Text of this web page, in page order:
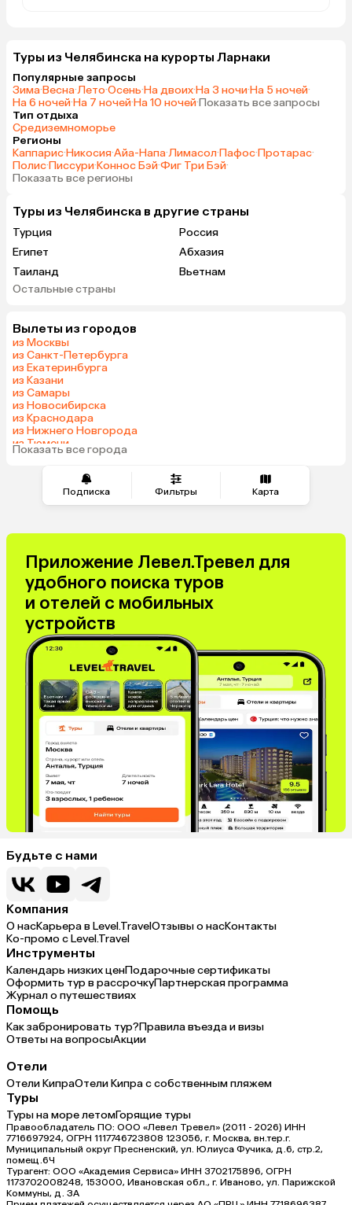
Подписка Фильтры Карта
Туры из Челябинска на курорты Ларнаки
Популярные запросы
Зима·Весна·Лето·Осень·На двоих·На 3 ночи·На 5 ночей·
На 6 ночей·На 7 ночей·На 10 ночей·Показать все запросы
Тип отдыха
Средиземноморье
Регионы
Каппарис·Никосия·Айа-Напа·Лимасол·Пафос·Протарас·
Полис·Писсури·Коннос Бэй·Фиг Три Бэй·
Показать все регионы
Туры из Челябинска в другие страны
Турция
Россия
Египет
Абхазия
Таиланд
Вьетнам
ОАЭ
Армения
Казахстан
Узбекистан
Катар
Гонконг
Таджикистан
Остальные страны
Вылеты из городов
из Москвы
из Санкт-Петербурга
из Екатеринбурга
из Казани
из Самары
из Новосибирска
из Краснодара
из Нижнего Новгорода
из Тюмени
из Минеральных Вод
Показать все города
Приложение Левел.Тревел для
удобного поиска туров
и отелей с мобильных
устройств
Будьте с нами
Компания
О насКарьера в Level.TravelОтзывы о насКонтакты
Ко-промо с Level.Travel
Инструменты
Календарь низких ценПодарочные сертификаты
Оформить тур в рассрочкуПартнерская программа
Журнал о путешествиях
Помощь
Как забронировать тур?Правила въезда и визы
Ответы на вопросыАкции
Отели
Отели КипраОтели Кипра с собственным пляжем
Туры
Туры на море летомГорящие туры
Правообладатель ПО: ООО «Левел Тревел» (2011 - 2026) ИНН
7716697924, ОГРН 1117746723808 123056, г. Москва, вн.тер.г.
Муниципальный округ Пресненский, ул. Юлиуса Фучика, д.6, стр.2,
помещ.6Ч
Турагент: ООО «Академия Сервиса» ИНН 3702175896, ОГРН
1173702008248, 153000, Ивановская обл., г. Иваново, ул. Парижской
Коммуны, д. ЗА